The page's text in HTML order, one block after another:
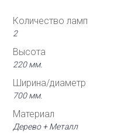
Количество ламп
2
Высота
220 мм.
Ширина/диаметр
700 мм.
Материал
Дерево + Металл